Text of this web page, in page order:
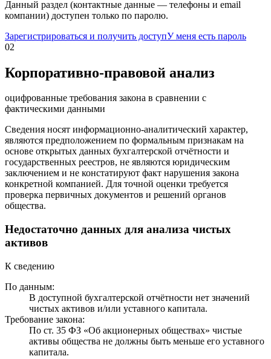
Данный раздел (контактные данные — телефоны и email
компании) доступен только по паролю.
Зарегистрироваться и получить доступУ меня есть пароль
02
Корпоративно-правовой анализ
оцифрованные требования закона в сравнении с
фактическими данными
Сведения носят информационно-аналитический характер,
являются предположением по формальным признакам на
основе открытых данных бухгалтерской отчётности и
государственных реестров, не являются юридическим
заключением и не констатируют факт нарушения закона
конкретной компанией. Для точной оценки требуется
проверка первичных документов и решений органов
общества.
Недостаточно данных для анализа чистых
активов
К сведению
По данным:
В доступной бухгалтерской отчётности нет значений
чистых активов и/или уставного капитала.
Требование закона:
По ст. 35 ФЗ «Об акционерных обществах» чистые
активы общества не должны быть меньше его уставного
капитала.